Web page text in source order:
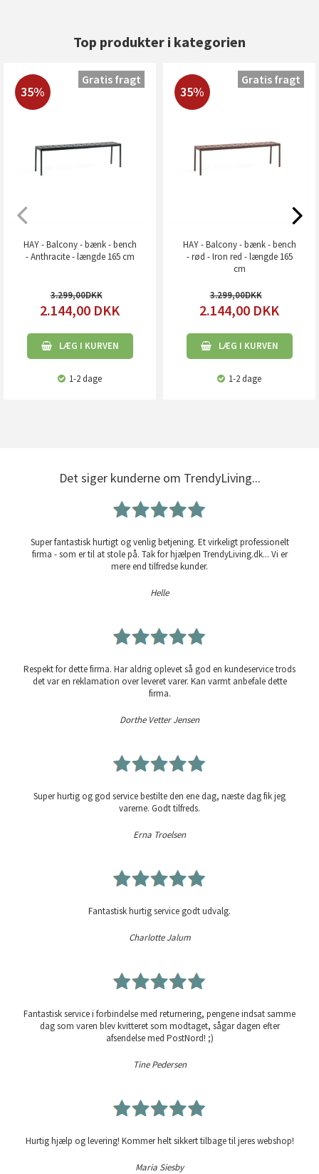
Top produkter i kategorien
35%
HAY - Balcony - bænk - bench
- Anthracite - længde 165 cm
3.299,00
2.144,00 DKK
LÆG I KURVEN
1-2 dage
Gratis fragt
35%
HAY - Balcony - bænk - bench
- rød - Iron red - længde 165
cm
3.299,00
2.144,00 DKK
LÆG I KURVEN
1-2 dage
Gratis fragt
Det siger kunderne om TrendyLiving...
Super fantastisk hurtigt og venlig betjening. Et virkeligt professionelt
firma - som er til at stole på. Tak for hjælpen TrendyLiving.dk... Vi er
mere end tilfredse kunder.
Helle
Respekt for dette firma. Har aldrig oplevet så god en kundeservice trods
det var en reklamation over leveret varer. Kan varmt anbefale dette
firma.
Dorthe Vetter Jensen
Super hurtig og god service bestilte den ene dag, næste dag fik jeg
varerne. Godt tilfreds.
Erna Troelsen
Fantastisk hurtig service godt udvalg.
Charlotte Jalum
Fantastisk service i forbindelse med returnering, pengene indsat samme
dag som varen blev kvitteret som modtaget, sågar dagen efter
afsendelse med PostNord! ;)
Tine Pedersen
Hurtig hjælp og levering! Kommer helt sikkert tilbage til jeres webshop!
Maria Siesby